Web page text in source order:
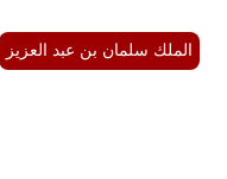
الملك سلمان بن عبد العزيز